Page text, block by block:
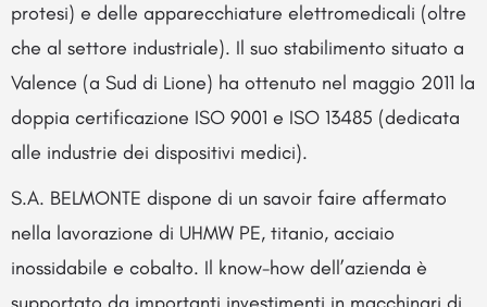
protesi) e delle apparecchiature elettromedicali (oltre
che al settore industriale). Il suo stabilimento situato a
Valence (a Sud di Lione) ha ottenuto nel maggio 2011 la
doppia certificazione ISO 9001 e ISO 13485 (dedicata
alle industrie dei dispositivi medici).
S.A. BELMONTE dispone di un savoir faire affermato
nella lavorazione di UHMW PE, titanio, acciaio
inossidabile e cobalto. Il know-how dell’azienda è